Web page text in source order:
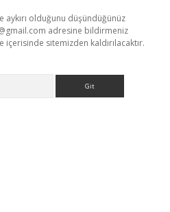
aykırı olduğunu düşündüğünüz
adresine bildirmeniz
sitemizden kaldırılacaktır.